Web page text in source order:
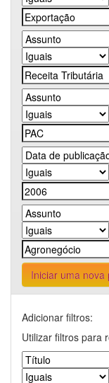
Iniciar uma nova
Adicionar filtros:
Utilizar filtros para